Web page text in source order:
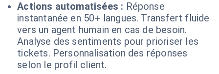
Actions automatisées : Réponse
instantanée en 50+ langues. Transfert fluide
vers un agent humain en cas de besoin.
Analyse des sentiments pour prioriser les
tickets. Personnalisation des réponses
selon le profil client.